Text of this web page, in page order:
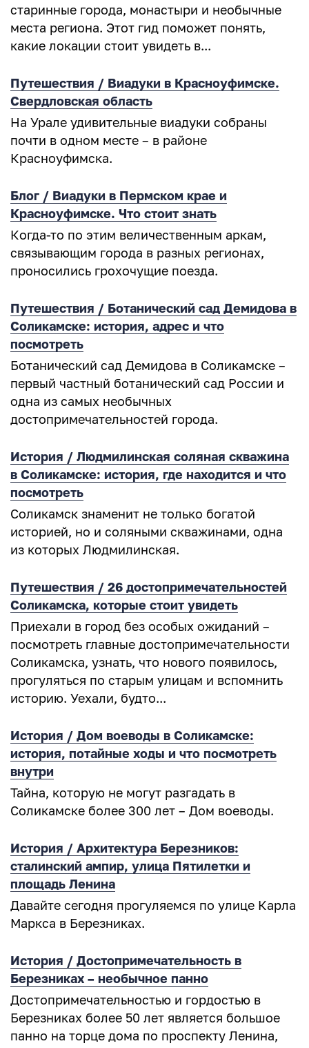
старинные города, монастыри и необычные
места региона. Этот гид поможет понять,
какие локации стоит увидеть в...
Путешествия / Виадуки в Красноуфимске.
Свердловская область
На Урале удивительные виадуки собраны
почти в одном месте – в районе
Красноуфимска.
Блог / Виадуки в Пермском крае и
Красноуфимске. Что стоит знать
Когда-то по этим величественным аркам,
связывающим города в разных регионах,
проносились грохочущие поезда.
Путешествия / Ботанический сад Демидова в
Соликамске: история, адрес и что
посмотреть
Ботанический сад Демидова в Соликамске –
первый частный ботанический сад России и
одна из самых необычных
достопримечательностей города.
История / Людмилинская соляная скважина
в Соликамске: история, где находится и что
посмотреть
Соликамск знаменит не только богатой
историей, но и соляными скважинами, одна
из которых Людмилинская.
Путешествия / 26 достопримечательностей
Соликамска, которые стоит увидеть
Приехали в город без особых ожиданий –
посмотреть главные достопримечательности
Соликамска, узнать, что нового появилось,
прогуляться по старым улицам и вспомнить
историю. Уехали, будто...
История / Дом воеводы в Соликамске:
история, потайные ходы и что посмотреть
внутри
Тайна, которую не могут разгадать в
Соликамске более 300 лет – Дом воеводы.
История / Архитектура Березников:
сталинский ампир, улица Пятилетки и
площадь Ленина
Давайте сегодня прогуляемся по улице Карла
Маркса в Березниках.
История / Достопримечательность в
Березниках – необычное панно
Достопримечательностью и гордостью в
Березниках более 50 лет является большое
панно на торце дома по проспекту Ленина,